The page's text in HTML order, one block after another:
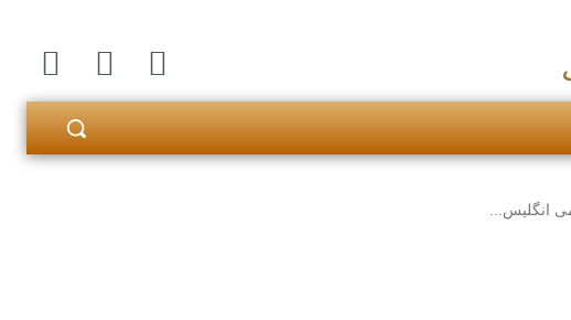
انگلیس...